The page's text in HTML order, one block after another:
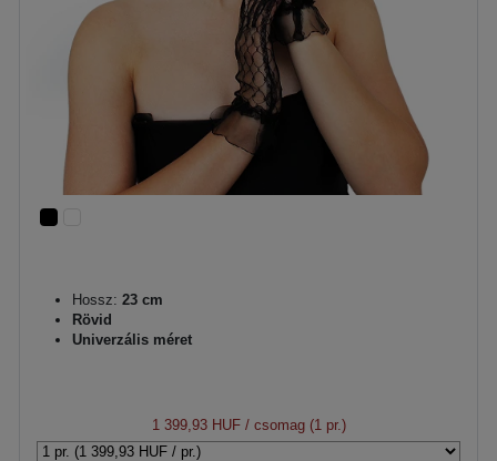
Hossz: 23 cm
Rövid
Univerzális méret
1 399,93 HUF/ csomag (1 pr.)